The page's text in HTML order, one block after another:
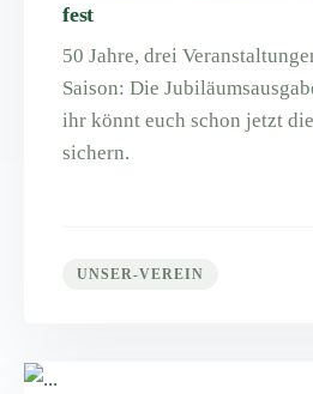
fest
50 Jahre, drei
Saison: Die
ihr könnt euch schon jetzt
sichern.
UNSER-VEREIN